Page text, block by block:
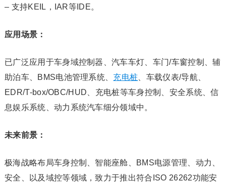
– 支持KEIL，IAR等IDE。
应用场景：
已广泛应用于车身域控制器、汽车车灯、车门/车窗控制、辅
助泊车、BMS电池管理系统、 充电桩、车载仪表/导航、
EDR/T-box/OBC/HUD、充电桩等车身控制、安全系统、信
息娱乐系统、动力系统汽车细分领域中。
未来前景：
极海战略布局车身控制、智能座舱、BMS电源管理、动力、
安全、以及域控等领域，致力于推出符合ISO 26262功能安